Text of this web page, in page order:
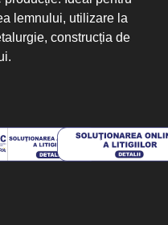
lemnului, utilizare la
construcția de